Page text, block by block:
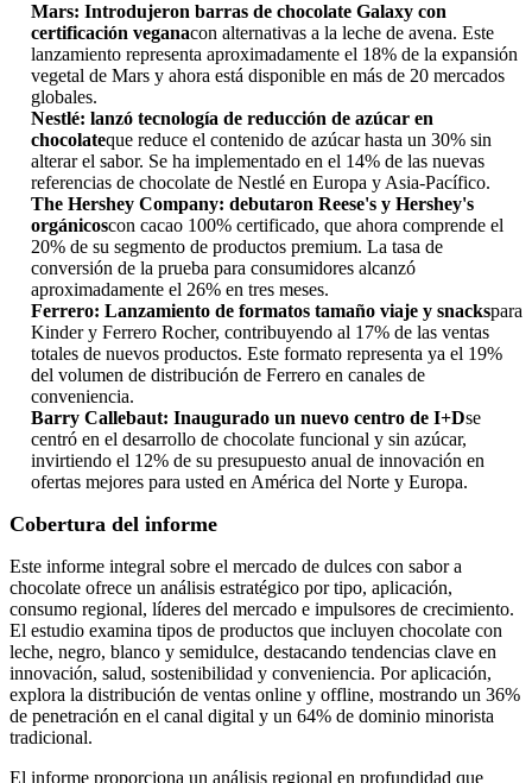
Mars: Introdujeron barras de chocolate Galaxy con
certificación veganacon alternativas a la leche de avena. Este
lanzamiento representa aproximadamente el 18% de la expansión
vegetal de Mars y ahora está disponible en más de 20 mercados
globales.
Nestlé: lanzó tecnología de reducción de azúcar en
chocolateque reduce el contenido de azúcar hasta un 30% sin
alterar el sabor. Se ha implementado en el 14% de las nuevas
referencias de chocolate de Nestlé en Europa y Asia-Pacífico.
The Hershey Company: debutaron Reese's y Hershey's
orgánicoscon cacao 100% certificado, que ahora comprende el
20% de su segmento de productos premium. La tasa de
conversión de la prueba para consumidores alcanzó
aproximadamente el 26% en tres meses.
Ferrero: Lanzamiento de formatos tamaño viaje y snackspara
Kinder y Ferrero Rocher, contribuyendo al 17% de las ventas
totales de nuevos productos. Este formato representa ya el 19%
del volumen de distribución de Ferrero en canales de
conveniencia.
Barry Callebaut: Inaugurado un nuevo centro de I+Dse
centró en el desarrollo de chocolate funcional y sin azúcar,
invirtiendo el 12% de su presupuesto anual de innovación en
ofertas mejores para usted en América del Norte y Europa.
Cobertura del informe
Este informe integral sobre el mercado de dulces con sabor a
chocolate ofrece un análisis estratégico por tipo, aplicación,
consumo regional, líderes del mercado e impulsores de crecimiento.
El estudio examina tipos de productos que incluyen chocolate con
leche, negro, blanco y semidulce, destacando tendencias clave en
innovación, salud, sostenibilidad y conveniencia. Por aplicación,
explora la distribución de ventas online y offline, mostrando un 36%
de penetración en el canal digital y un 64% de dominio minorista
tradicional.
El informe proporciona un análisis regional en profundidad que